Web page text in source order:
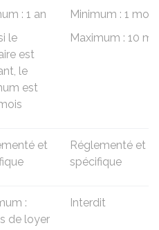
: 1 an
le
est
le
est
Minimum : 1 mois
Maximum : 10
et
Réglementé et
spécifique
:
de loyer
Interdit